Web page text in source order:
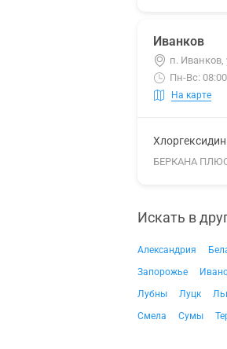
Иванков
п. Иванков,
Пн-Вс:
На карте
БЕРКАНА
Искать в
Александрия
Запорожье
Лубны
Луцк
Смела
Сумы